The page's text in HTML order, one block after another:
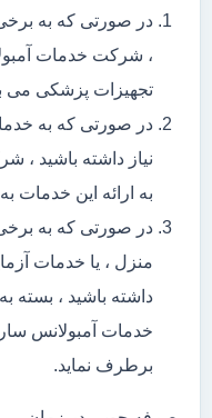
در صورتی که به
، شرکت خدمات
تجهیزات پزشکی می
در صورتی که به
نیاز داشته باشید ،
به ارائه این خدمات
در صورتی که به
منزل ، یا خدمات
داشته باشید ،
خدمات آمبولانس
برطرف نماید.